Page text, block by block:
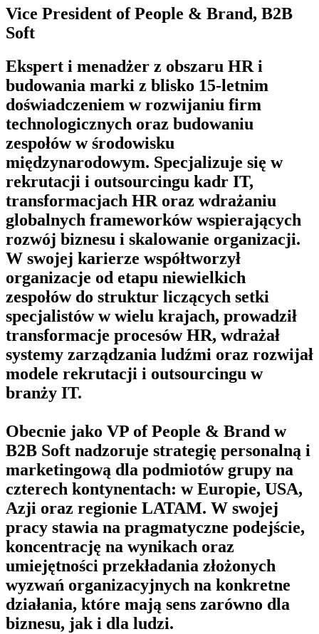
Vice President of People & Brand, B2B
Soft
Ekspert i menadżer z obszaru HR i
budowania marki z blisko 15-letnim
doświadczeniem w rozwijaniu firm
technologicznych oraz budowaniu
zespołów w środowisku
międzynarodowym. Specjalizuje się w
rekrutacji i outsourcingu kadr IT,
transformacjach HR oraz wdrażaniu
globalnych frameworków wspierających
rozwój biznesu i skalowanie organizacji.
W swojej karierze współtworzył
organizacje od etapu niewielkich
zespołów do struktur liczących setki
specjalistów w wielu krajach, prowadził
transformacje procesów HR, wdrażał
systemy zarządzania ludźmi oraz rozwijał
modele rekrutacji i outsourcingu w
branży IT.
Obecnie jako VP of People & Brand w
B2B Soft nadzoruje strategię personalną i
marketingową dla podmiotów grupy na
czterech kontynentach: w Europie, USA,
Azji oraz regionie LATAM. W swojej
pracy stawia na pragmatyczne podejście,
koncentrację na wynikach oraz
umiejętności przekładania złożonych
wyzwań organizacyjnych na konkretne
działania, które mają sens zarówno dla
biznesu, jak i dla ludzi.